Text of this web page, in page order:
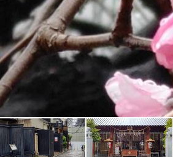
谷
信
濃
町
千
駄
ヶ
谷